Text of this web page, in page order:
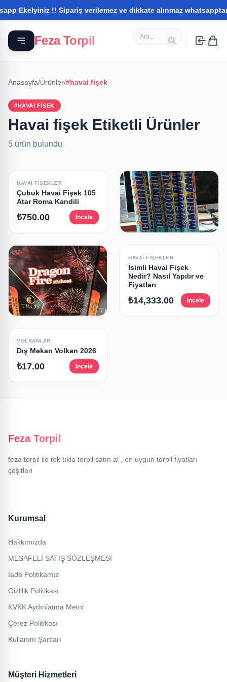
Ekelyiniz !! Sipariş verilemez ve dikkate alınmaz
Feza Torpil
Anasayfa/Ürünler/#havai fişek
#HAVAI FIŞEK
Havai fişek Etiketli Ürünler
5 ürün bulundu
HAVAI FIŞEKLER
Çubuk Havai Fişek 105
Atar Roma Kandili
₺750.00 İncele
Elde Atılan Havai Fişek
₺750.00 İncele
Havai Fişek Toplu
₺0.00 İncele
HAVAI FIŞEKLER
İsimli Havai Fişek
Nedir? Nasıl Yapılır ve
Fiyatları
₺14,333.00 İncele
VOLKANLAR
Dış Mekan Volkan 2026
₺17.00 İncele
Feza Torpil
feza torpil ile tek tıkla torpil satın al , en uygun torpil fiyatları
çeşitleri
Kurumsal
Hakkımızda
MESAFELİ SATIŞ SÖZLEŞMESİ
İade Politikamız
Gizlilik Politikası
KVKK Aydınlatma Metni
Çerez Politikası
Kullanım Şartları
Müşteri Hizmetleri